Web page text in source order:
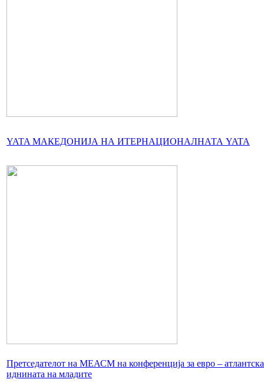
YATA МАКЕДОНИЈА НА ИТЕРНАЦИОНАЛНАТА YATA
Претседателот на МЕАСМ на конференција за евро –
иднината на младите